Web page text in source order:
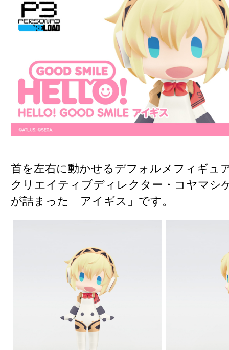
首を左右に動かせるデフォルメフィギュ
クリエイティブディレクター・コヤマシ
が詰まった「アイギス」です。